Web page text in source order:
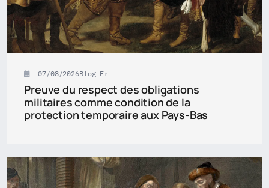
07/08/2026Blog Fr
Preuve du respect des obligations
militaires comme condition de la
protection temporaire aux Pays-Bas